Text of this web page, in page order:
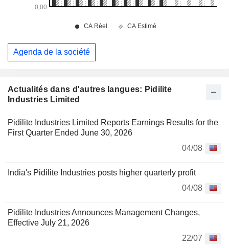
Actualités dans d'autres langues: Pidilite
Industries Limited
Pidilite Industries Limited Reports Earnings Results for the
First Quarter Ended June 30, 2026
04/08
India's Pidilite Industries posts higher quarterly profit
04/08
Pidilite Industries Announces Management Changes,
Effective July 21, 2026
22/07
Agenda de la société